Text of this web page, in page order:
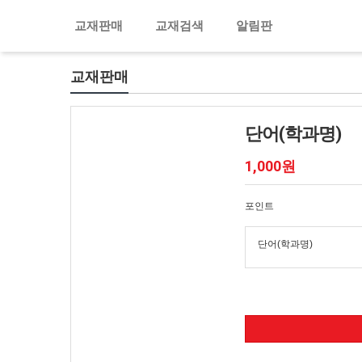
교재판매 교재검색 알림판
교재판매
단어(학과명)
1,000원
포인트
단어(학과명)